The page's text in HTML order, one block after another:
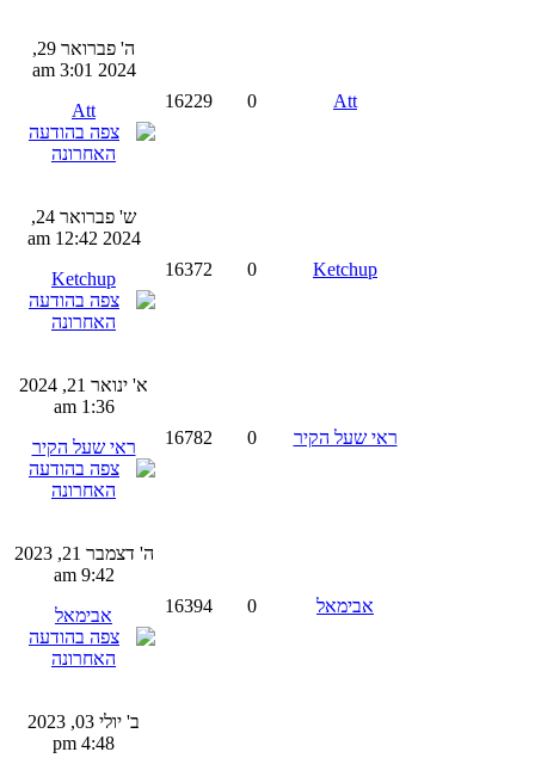
Att
0
16229
ה' פברואר 29,
2024 3:01 am
Att
Ketchup
0
16372
ש' פברואר 24,
2024 12:42 am
Ketchup
ראי שעל הקיר 0
16782
א' ינואר 21, 2024
1:36 am
ראי שעל הקיר
אבימאל 0
16394
ה' דצמבר 21, 2023
9:42 am
אבימאל
ב' יולי 03, 2023
4:48 pm